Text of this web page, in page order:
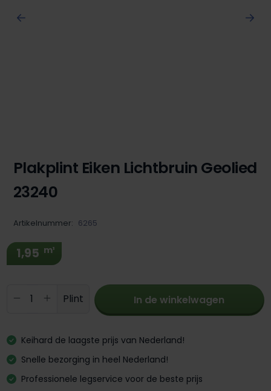
Plakplint Eiken Lichtbruin Geolied
23240
Artikelnummer: 6265
1,95 m¹
Producthoeveelheid: Voer de
Plint In de winkelwagen
Keihard de laagste prijs van Nederland!
Snelle bezorging in heel Nederland!
Professionele legservice voor de beste prijs